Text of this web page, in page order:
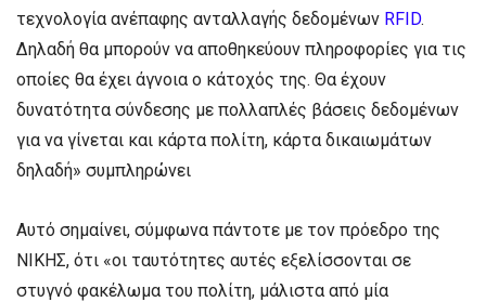
τεχνολογία ανέπαφης ανταλλαγής δεδομένων RFID.
Δηλαδή θα μπορούν να αποθηκεύουν πληροφορίες για τις
οποίες θα έχει άγνοια ο κάτοχός της. Θα έχουν
δυνατότητα σύνδεσης με πολλαπλές βάσεις δεδομένων
για να γίνεται και κάρτα πολίτη, κάρτα δικαιωμάτων
δηλαδή» συμπληρώνει
Αυτό σημαίνει, σύμφωνα πάντοτε με τον πρόεδρο της
ΝΙΚΗΣ, ότι «οι ταυτότητες αυτές εξελίσσονται σε
στυγνό φακέλωμα του πολίτη, μάλιστα από μία